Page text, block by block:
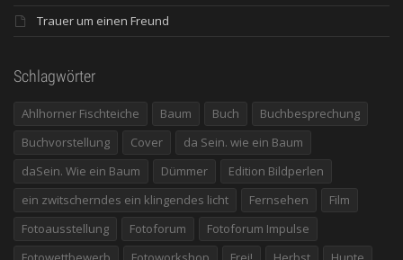
Trauer um einen Freund
Schlagwörter
Ahlhorner Fischteiche Baum Buch
Buchbesprechung
Buchvorstellung
Cover
da Sein. wie ein Baum
daSein. Wie ein Baum
Dümmer
Edition Bildperlen
ein zwitscherndes ein klingendes licht
Fernsehen
Film
Fotoausstellung
Fotoforum
Fotoforum Impulse